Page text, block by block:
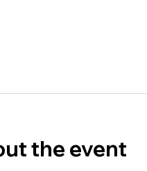
the event